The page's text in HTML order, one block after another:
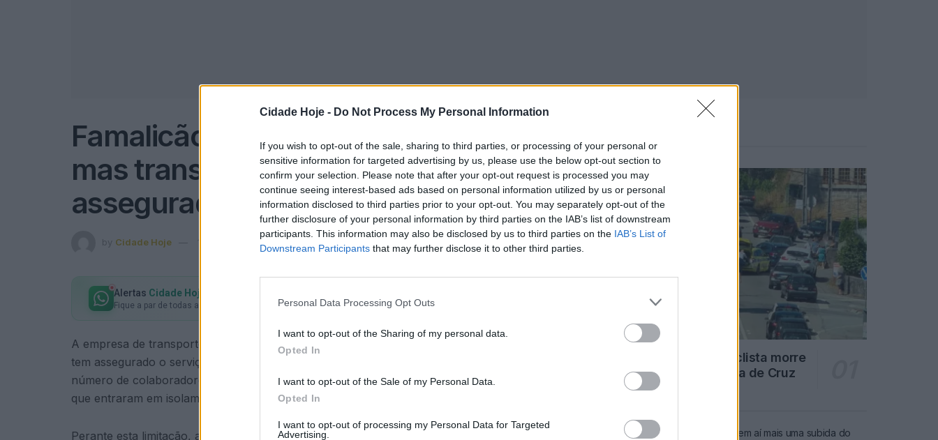
Cidade Hoje - Do Not Process My Personal Information
If you wish to opt-out of the sale, sharing to third parties, or processing of your personal or
sensitive information for targeted advertising by us, please use the below opt-out section to
confirm your selection. Please note that after your opt-out request is processed you may
continue seeing interest-based ads based on personal information utilized by us or personal
information disclosed to third parties prior to your opt-out. You may separately opt-out of the
further disclosure of your personal information by third parties on the IAB’s list of downstream
participants. This information may also be disclosed by us to third parties on the IAB’s List of
Downstream Participants that may further disclose it to other third parties.
Personal Data Processing Opt Outs
I want to opt-out of the Sharing of my personal data.
Opted In
I want to opt-out of the Sale of my Personal Data.
Opted In
I want to opt-out of processing my Personal Data for Targeted
Advertising.
Famalicão: Covid-19 afeta Transdev
mas transporte público escolar está
assegurado
by Cidade Hoje 19 de Janeiro, 2022 Concelho
Alertas Cidade Hoje
Fique a par de todas as notícias em primeira mão!
A empresa de transportes Transdev, com quem a Câmara Municipal de Vila Nova de Famalicão
tem assegurado o serviço de transporte público rodoviário, está confrontada com um crescente
número de colaboradores infetados com Covid-19, designadamente, motoristas dos autocarros,
que entraram em isolamento profilático.
Perante esta limitação, a Câmara Municipal e a transportadora estão a desenvolver esforços para
Famalicão: Motociclista morre
na N14 na freguesia de Cruz
4719 SHARES
Combustíveis: Vem aí mais uma subida do